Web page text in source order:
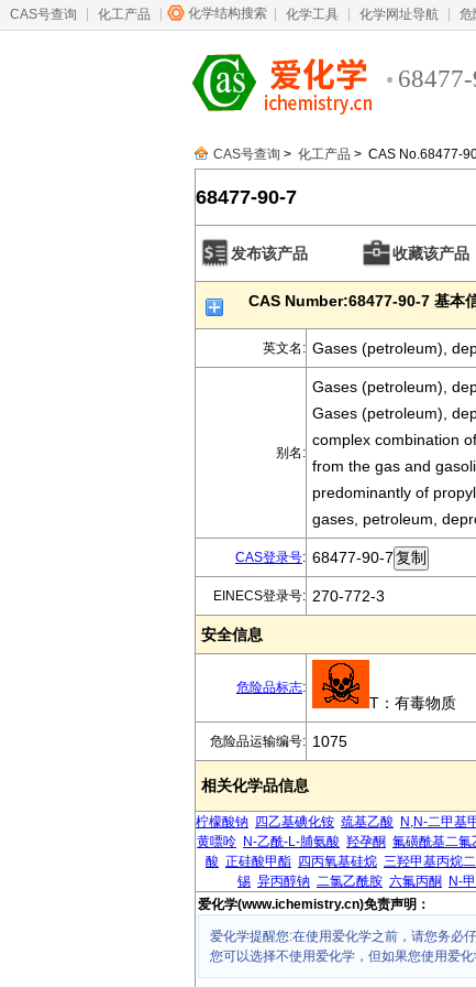
CAS号查询 化工产品 化学结构搜索 化学工具 化学网址导航 危
CAS号查询 > 化工产品 > CAS No.68477-
68477-90-7
发布该产品 收藏该产品
CAS Number:68477-90-7 基本
英文名: Gases (petroleum),
别名:
Gases (petroleum),
Gases (petroleum),
complex combination
from the gas and
predominantly of
gases, petroleum,
CAS登录号: 68477-90-7
EINECS登录号: 270-772-3
安全信息
危险品标志:
T：有毒物质
危险品运输编号: 1075
相关化学品信息
柠檬酸钠 四乙基碘化铵 巯基乙酸 N,N-二甲基
黄嘌呤 N-乙酰-L-脯氨酸 羟孕酮 氟磺酰基二氟
酸 正硅酸甲酯 四丙氧基硅烷 三羟甲基丙烷
锡 异丙醇钠 二氯乙酰胺 六氟丙酮 N-
爱化学(www.ichemistry.cn)免责声明：
爱化学提醒您:在使用爱化学之前，请您务必仔
您可以选择不使用爱化学，但如果您使用爱